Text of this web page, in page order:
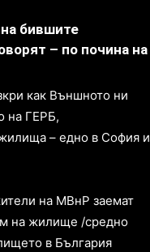
бившите
– по почина на
как Външното ни
на ГЕРБ,
– едно в София и
на МВнР заемат
на жилище /средно
в България